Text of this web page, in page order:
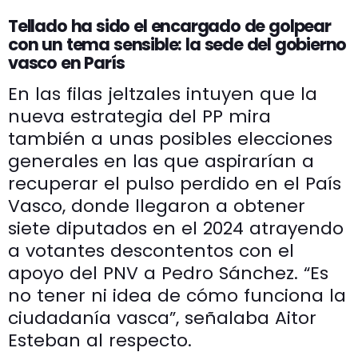
Tellado ha sido el encargado de golpear
con un tema sensible: la sede del gobierno
vasco en París
En las filas jeltzales intuyen que la
nueva estrategia del PP mira
también a unas posibles elecciones
generales en las que aspirarían a
recuperar el pulso perdido en el País
Vasco, donde llegaron a obtener
siete diputados en el 2024 atrayendo
a votantes descontentos con el
apoyo del PNV a Pedro Sánchez. “Es
no tener ni idea de cómo funciona la
ciudadanía vasca”, señalaba Aitor
Esteban al respecto.